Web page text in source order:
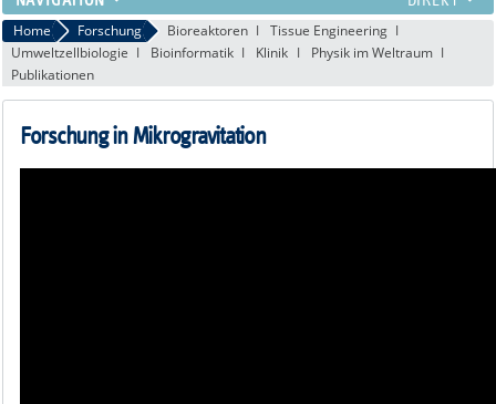
FORSCHUNG
LEHRE
VERANSTALTUNGEN
TEAM
KOOPERATIONEN
Home Forschung Bioreaktoren
Tissue Engineering
Umweltzellbiologie
Bioinformatik Klinik
Physik im Weltraum
Publikationen
Forschung in Mikrogravitation